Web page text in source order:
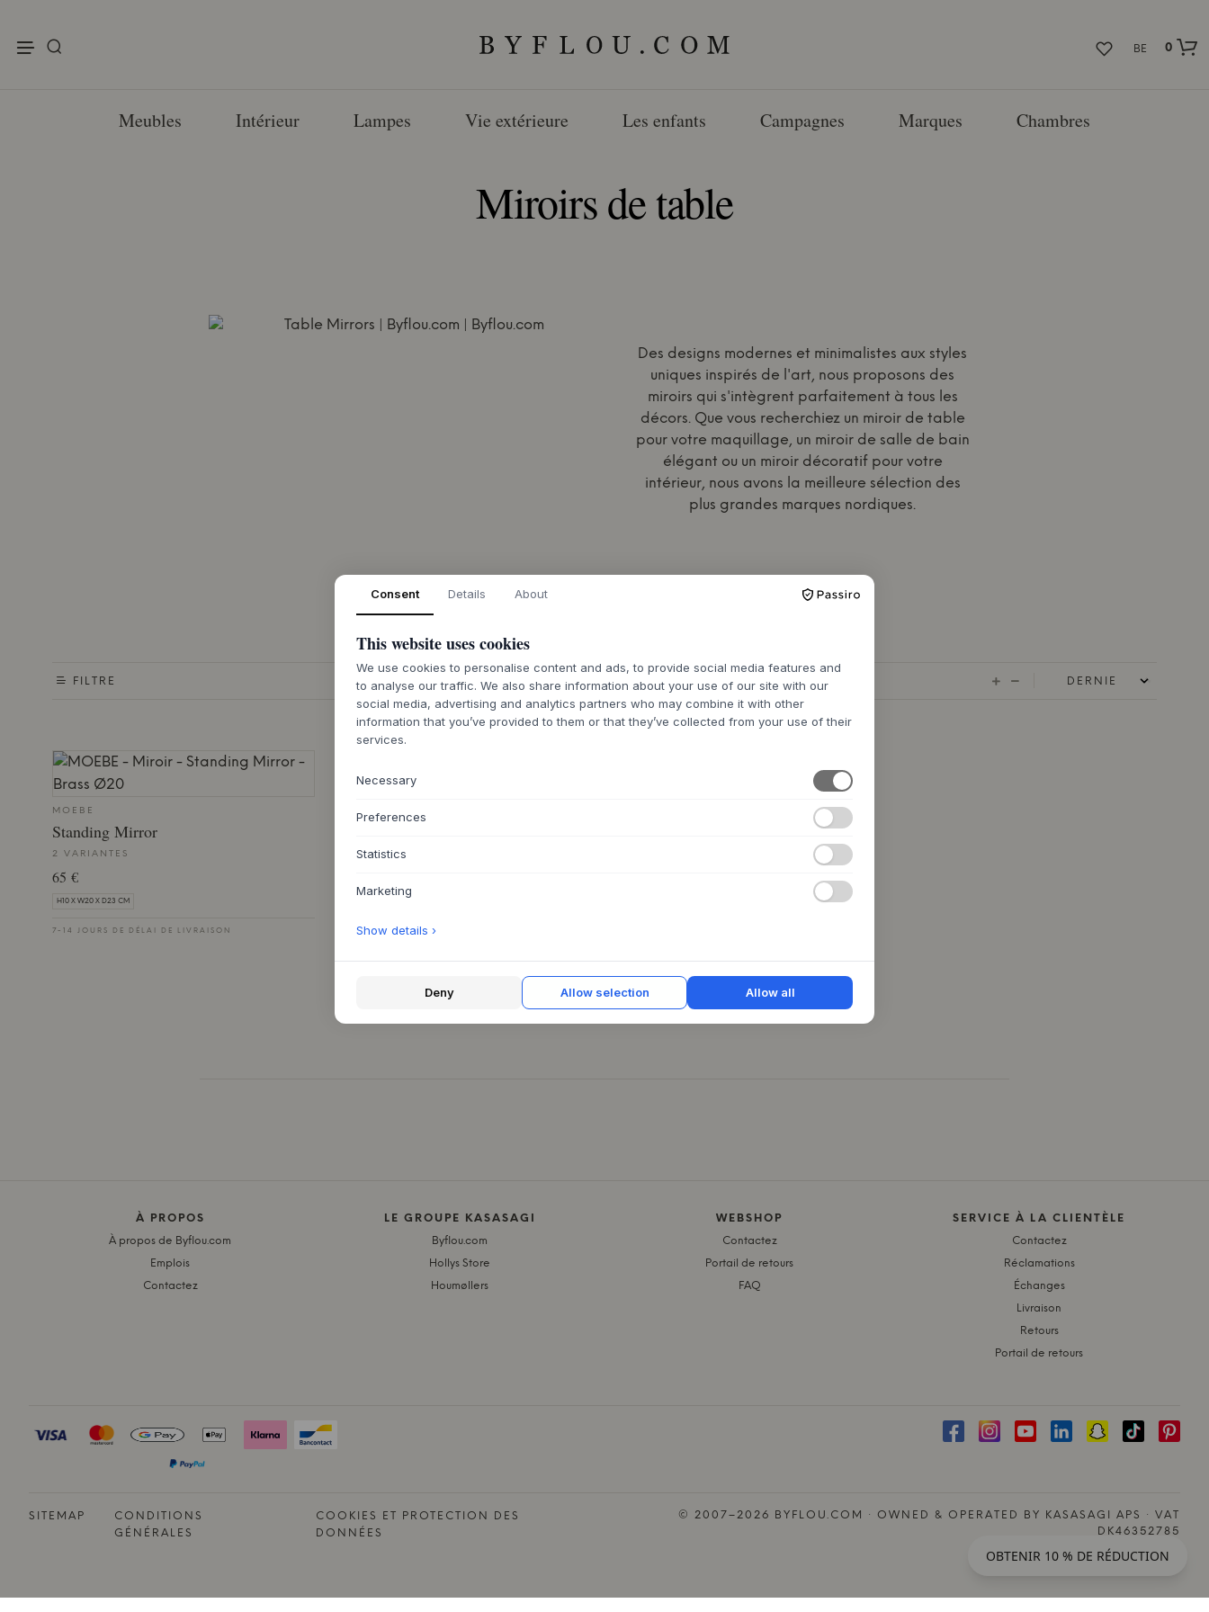
BE
0
Meubles Intérieur Lampes Vie extérieure Les enfants Campagnes Marques Chambres
Miroirs de table
Des designs modernes et minimalistes aux styles
uniques inspirés de l'art, nous proposons des
miroirs qui s'intègrent parfaitement à tous les
décors. Que vous recherchiez un miroir de table
pour votre maquillage, un miroir de salle de bain
élégant ou un miroir décoratif pour votre
intérieur, nous avons la meilleure sélection des
plus grandes marques nordiques.
FILTRE
MOEBE
Standing Mirror
2 VARIANTES
65 €
H10 X W20 X D23 CM
7-14 JOURS DE DÉLAI DE LIVRAISON
À PROPOS
À propos de Byflou.com
Emplois
Contactez
LE GROUPE KASASAGI
Byflou.com
Hollys Store
Houmøllers
WEBSHOP
Contactez
Portail de retours
FAQ
SERVICE À LA CLIENTÈLE
Contactez
Réclamations
Échanges
Livraison
Retours
Portail de retours
SITEMAP
CONDITIONS
GÉNÉRALES
COOKIES ET PROTECTION DES
DONNÉES
© 2007–2026 BYFLOU.COM · OWNED & OPERATED BY KASASAGI APS · VAT
DK46352785
OBTENIR 10 % DE RÉDUCTION
Consent Details About
This website uses cookies
We use cookies to personalise content and ads, to provide social media features and
to analyse our traffic. We also share information about your use of our site with our
social media, advertising and analytics partners who may combine it with other
information that you’ve provided to them or that they’ve collected from your use of their
services.
Necessary
Preferences
Statistics
Marketing
Show details ›
Deny Allow selection Allow all